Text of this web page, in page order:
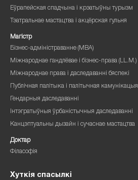
Еўрапейская спадчына і крэатыўны турызм
Тэатральнае мастацтва і акцёрская гульня
Магістр
Бізнес-адміністраванне (MBA)
Міжнароднае гандлёвае і бізнес-права (LL.M.)
Міжнароднае права і даследаванні бяспекі
Публічная палітыка і палітычная камунікацыя
Гендарныя даследаванні
Інтэгратыўныя ўрбаністычныя даследаванні
Канцэптуальны дызайн і сучаснае мастацтва
Доктар
Філасофія
Хуткія спасылкі